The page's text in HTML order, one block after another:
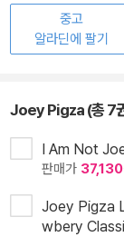
중고
알라딘에 팔기
Joey Pigza (총 7
I Am Not
판매가 37,130
Joey Pigza
wbery